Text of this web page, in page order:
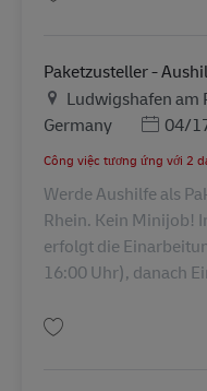
Paketzusteller -
Địa điểm
Ludwigshafen am
Germany
Posted
04/
Werde Aushilfe als
Rhein. Kein Minijob!
erfolgt die
16:00 Uhr), danach